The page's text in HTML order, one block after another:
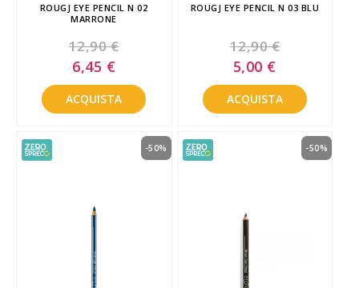
ROUGJ EYE PENCIL N 02
MARRONE
12,90 €
Special
Price
6,45 €
ACQUISTA
ROUGJ EYE PENCIL N 03 BLU
12,90 €
Special
Price
5,00 €
ACQUISTA
-50% -50%